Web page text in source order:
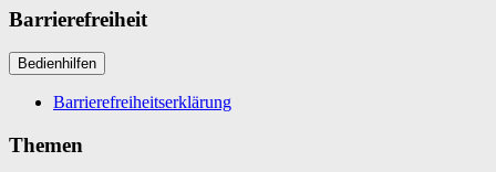
Barrierefreiheit
Bedienhilfen
Barrierefreiheitserklärung
Themen